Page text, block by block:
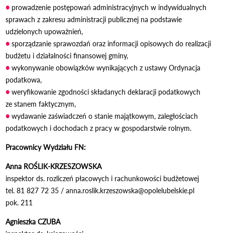
● prowadzenie postępowań administracyjnych w indywidualnych
sprawach z zakresu administracji publicznej na podstawie
udzielonych upoważnień,
● sporządzanie sprawozdań oraz informacji opisowych do realizacji
budżetu i działalności finansowej gminy,
● wykonywanie obowiązków wynikających z ustawy Ordynacja
podatkowa,
● weryfikowanie zgodności składanych deklaracji podatkowych
ze stanem faktycznym,
● wydawanie zaświadczeń o stanie majątkowym, zaległościach
podatkowych i dochodach z pracy w gospodarstwie rolnym.
Pracownicy Wydziału FN:
Anna ROŚLIK-KRZESZOWSKA
inspektor ds. rozliczeń płacowych i rachunkowości budżetowej
tel. 81 827 72 35 / anna.roslik.krzeszowska@opolelubelskie.pl
pok. 211
Agnieszka CZUBA